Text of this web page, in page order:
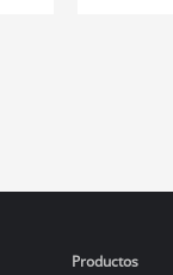
Productos